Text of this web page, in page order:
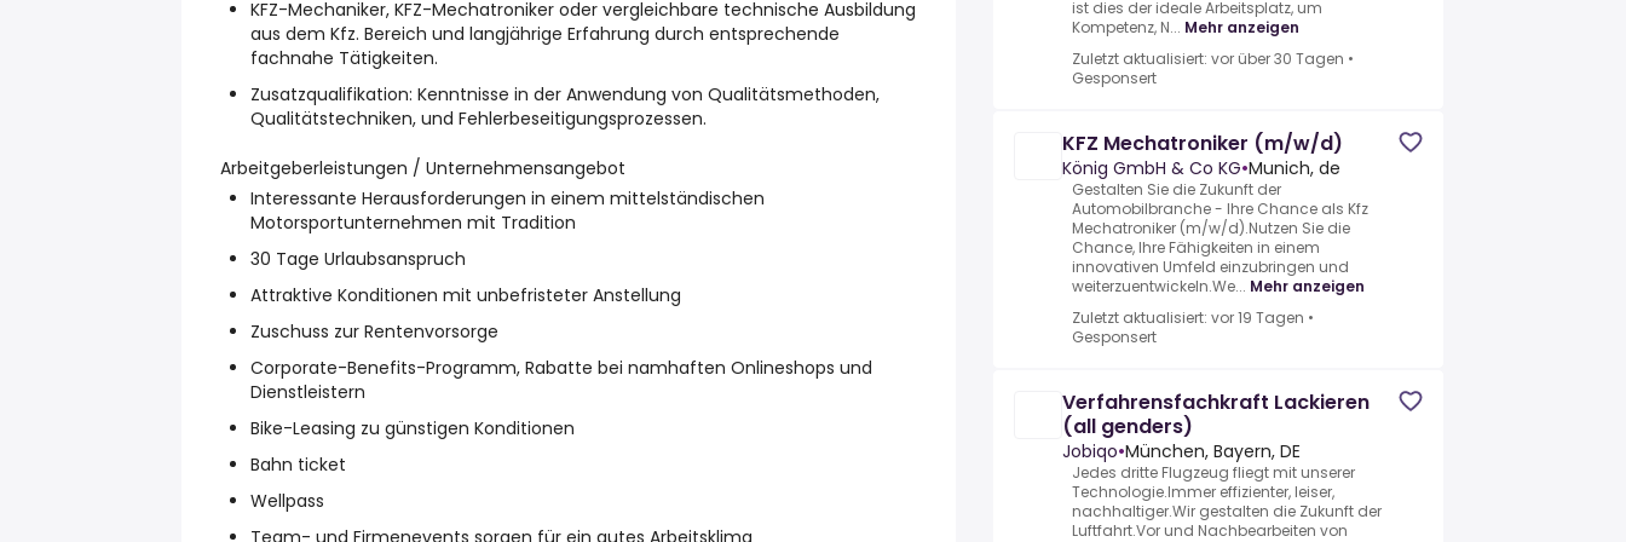
KFZ-Mechaniker, KFZ-Mechatroniker oder vergleichbare technische Ausbildung
aus dem Kfz. Bereich und langjährige Erfahrung durch entsprechende
fachnahe Tätigkeiten.
Zusatzqualifikation: Kenntnisse in der Anwendung von Qualitätsmethoden,
Qualitätstechniken, und Fehlerbeseitigungsprozessen.
Arbeitgeberleistungen / Unternehmensangebot
Interessante Herausforderungen in einem mittelständischen
Motorsportunternehmen mit Tradition
30 Tage Urlaubsanspruch
Attraktive Konditionen mit unbefristeter Anstellung
Zuschuss zur Rentenvorsorge
Corporate-Benefits-Programm, Rabatte bei namhaften Onlineshops und
Dienstleistern
Bike-Leasing zu günstigen Konditionen
Bahn ticket
Wellpass
Team- und Firmenevents sorgen für ein gutes Arbeitsklima
ist dies der ideale Arbeitsplatz, um
Kompetenz, N... Mehr anzeigen
Zuletzt aktualisiert: vor über 30 Tagen •
Gesponsert
KFZ Mechatroniker (m/w/d)
König GmbH & Co KG•Munich, de
Gestalten Sie die Zukunft der
Automobilbranche - Ihre Chance als Kfz
Mechatroniker (m/w/d).Nutzen Sie die
Chance, Ihre Fähigkeiten in einem
innovativen Umfeld einzubringen und
weiterzuentwickeln.We... Mehr anzeigen
Zuletzt aktualisiert: vor 19 Tagen •
Gesponsert
Verfahrensfachkraft Lackieren
(all genders)
Jobiqo•München, Bayern, DE
Jedes dritte Flugzeug fliegt mit unserer
Technologie.Immer effizienter, leiser,
nachhaltiger.Wir gestalten die Zukunft der
Luftfahrt.Vor und Nachbearbeiten von